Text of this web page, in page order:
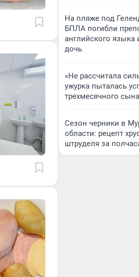
На пляже под
БПЛА погибли
английского языка
дочь
«Не рассчитала
ужурка пыталась
трехмесячного
Сезон черники в
области: рецепт
штруделя за